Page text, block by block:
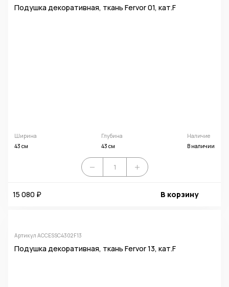
Подушка декоративная, ткань Fervor 01, кат.F
Ширина
43 см
Глубина
43 см
Наличие
В наличии
15 080 ₽ В корзину
Артикул ACCESSC4302F13
Подушка декоративная, ткань Fervor 13, кат.F